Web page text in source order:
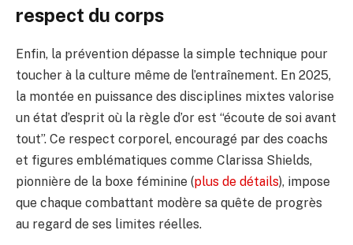
respect du corps
Enfin, la prévention dépasse la simple technique pour
toucher à la culture même de l’entraînement. En 2025,
la montée en puissance des disciplines mixtes valorise
un état d’esprit où la règle d’or est “écoute de soi avant
tout”. Ce respect corporel, encouragé par des coachs
et figures emblématiques comme Clarissa Shields,
pionnière de la boxe féminine (plus de détails), impose
que chaque combattant modère sa quête de progrès
au regard de ses limites réelles.